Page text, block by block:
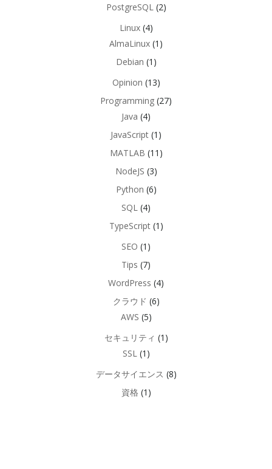
PostgreSQL (2)
Linux(4)
AlmaLinux (1)
Debian (1)
Opinion (13)
Programming (27)
Java (4)
JavaScript (1)
MATLAB (11)
NodeJS (3)
Python (6)
SQL (4)
TypeScript(1)
SEO (1)
Tips (7)
WordPress (4)
クラウド (6)
AWS (5)
セキュリティ (1)
SSL (1)
データサイエンス (8)
資格 (1)